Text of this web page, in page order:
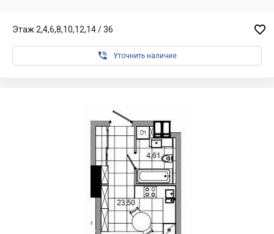
Этаж 2,4,6,8,10,12,14 / 36 
 Уточнить наличие